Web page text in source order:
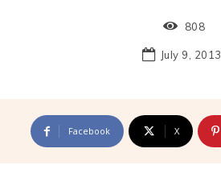
808
July 9, 2013
Facebook X